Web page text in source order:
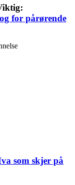
for pårørende
som skjer på